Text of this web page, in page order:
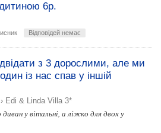
6р.
Відповідей немає
з 3 дорослими, але ми
із нас спав у іншій
› Edi & Linda Villa 3*
у вітальні, а ліжко для двох у